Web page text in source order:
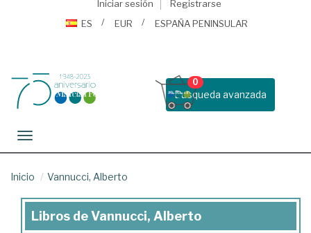
Iniciar sesión
Registrarse
ES
EUR ESPAÑA PENINSULAR
Busqueda avanzada
0
Toggle navigation
Inicio Vannucci, Alberto
Libros
Libros de Vannucci, Alberto